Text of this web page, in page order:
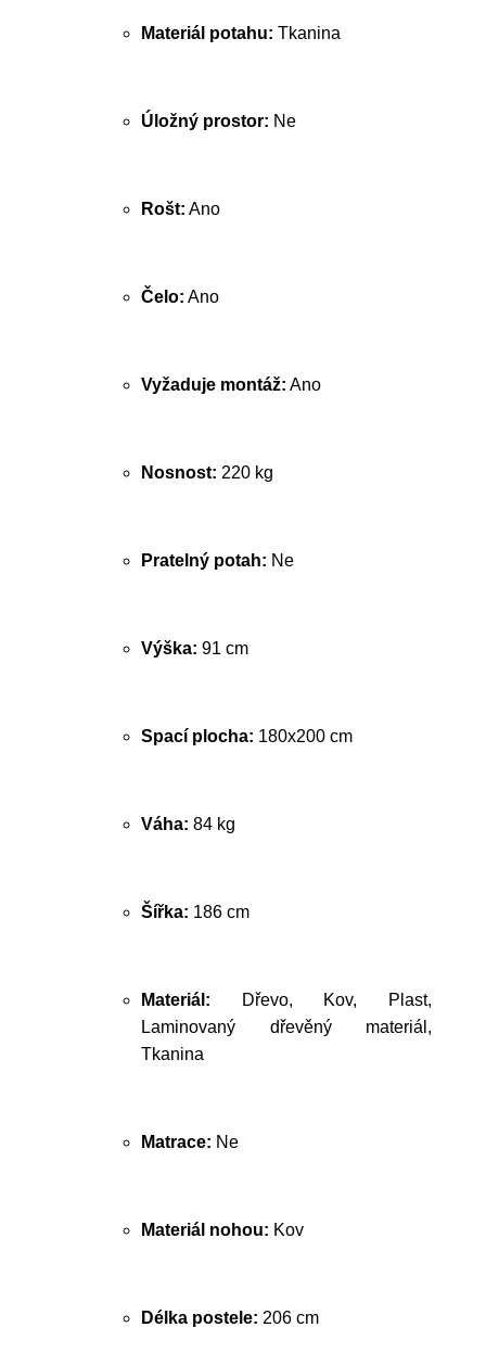
Materiál potahu: Tkanina
Úložný prostor: Ne
Rošt: Ano
Čelo: Ano
Vyžaduje montáž: Ano
Nosnost: 220 kg
Pratelný potah: Ne
Výška: 91 cm
Spací plocha: 180x200 cm
Váha: 84 kg
Šířka: 186 cm
Materiál: Dřevo, Kov, Plast,
Laminovaný dřevěný materiál,
Tkanina
Matrace: Ne
Materiál nohou: Kov
Délka postele: 206 cm